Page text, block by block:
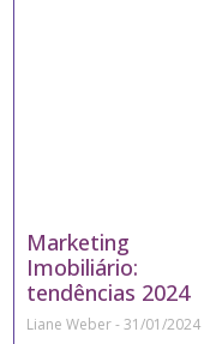
Marketing
Imobiliário:
tendências 2024
Liane Weber 31/01/2024